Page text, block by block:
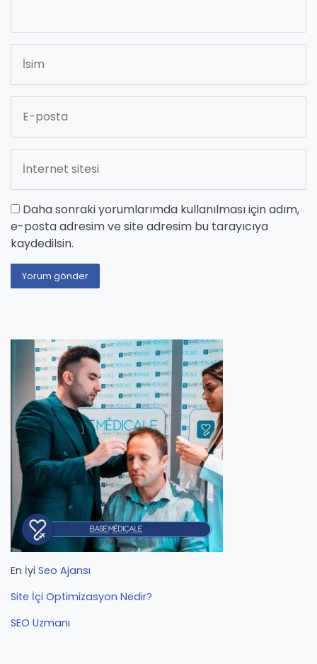
Daha sonraki yorumlarımda kullanılması için adım,
e-posta adresim ve site adresim bu tarayıcıya
kaydedilsin.
En İyi Seo Ajansı
Site İçi Optimizasyon Nedir?
SEO Uzmanı